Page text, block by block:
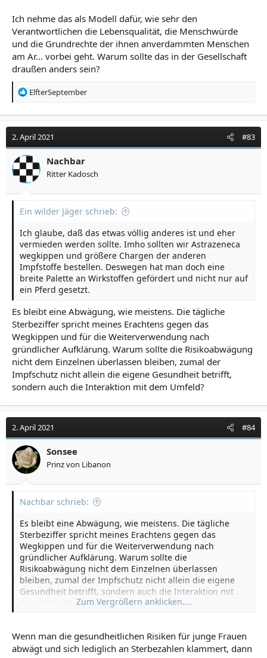
Ich nehme das als Modell dafür, wie sehr den
Verantwortlichen die Lebensqualität, die Menschwürde
und die Grundrechte der ihnen anverdammten Menschen
am Ar... vorbei geht. Warum sollte das in der Gesellschaft
draußen anders sein?
R
a
t
i
o
n
e
ElfterSeptember
2. April 2021 #83
Nachbar
Ritter Kadosch
Ein wilder Jäger schrieb:
Ich glaube, daß das etwas völlig anderes ist und eher
vermieden werden sollte. Imho sollten wir Astrazeneca
wegkippen und größere Chargen der anderen
Impfstoffe bestellen. Deswegen hat man doch eine
breite Palette an Wirkstoffen gefördert und nicht nur auf
ein Pferd gesetzt.
Es bleibt eine Abwägung, wie meistens. Die tägliche
Sterbeziffer spricht meines Erachtens gegen das
Wegkippen und für die Weiterverwendung nach
gründlicher Aufklärung. Warum sollte die Risikoabwägung
nicht dem Einzelnen überlassen bleiben, zumal der
Impfschutz nicht allein die eigene Gesundheit betrifft,
sondern auch die Interaktion mit dem Umfeld?
2. April 2021 #84
Sonsee
Prinz von Libanon
Nachbar schrieb:
Es bleibt eine Abwägung, wie meistens. Die tägliche
Sterbeziffer spricht meines Erachtens gegen das
Wegkippen und für die Weiterverwendung nach
gründlicher Aufklärung. Warum sollte die
Risikoabwägung nicht dem Einzelnen überlassen
bleiben, zumal der Impfschutz nicht allein die eigene
Gesundheit betrifft, sondern auch die Interaktion mit
Zum Vergrößern anklicken....
Wenn man die gesundheitlichen Risiken für junge Frauen
abwägt und sich lediglich an Sterbezahlen klammert, dann